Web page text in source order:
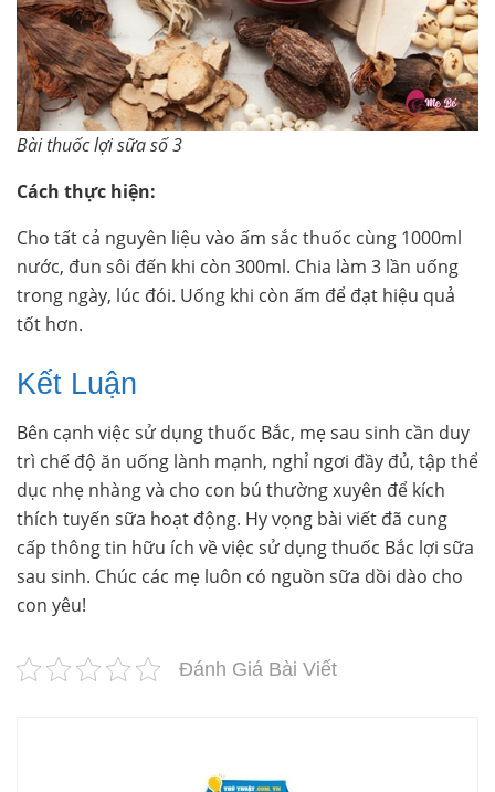
Bài thuốc lợi sữa số 3
Cách thực hiện:
Cho tất cả nguyên liệu vào ấm sắc thuốc cùng 1000ml
nước, đun sôi đến khi còn 300ml. Chia làm 3 lần uống
trong ngày, lúc đói. Uống khi còn ấm để đạt hiệu quả
tốt hơn.
Kết Luận
Bên cạnh việc sử dụng thuốc Bắc, mẹ sau sinh cần duy
trì chế độ ăn uống lành mạnh, nghỉ ngơi đầy đủ, tập thể
dục nhẹ nhàng và cho con bú thường xuyên để kích
thích tuyến sữa hoạt động. Hy vọng bài viết đã cung
cấp thông tin hữu ích về việc sử dụng thuốc Bắc lợi sữa
sau sinh. Chúc các mẹ luôn có nguồn sữa dồi dào cho
con yêu!
Đánh Giá Bài Viết